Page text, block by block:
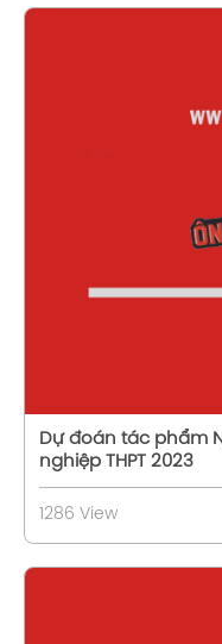
Dự đoán tác phẩm
nghiệp THPT 2023
1286 View